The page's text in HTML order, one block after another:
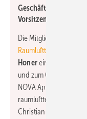
Geschäftsführer
Vorsitzende
Die
Raumlufttechnische
Honereinstimmig zum
und zum Obmann
NOVA Apparate
raumlufttechnischer
Christian Weger, der